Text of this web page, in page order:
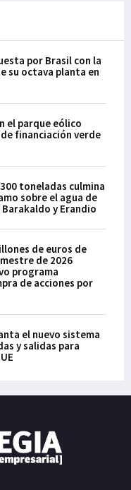
por Brasil con la
su octava planta en
el parque eólico
financiación verde
toneladas culmina
sobre el agua de
y Erandio
de euros de
de 2026
programa
de acciones por
el nuevo sistema
y salidas para